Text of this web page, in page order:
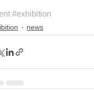
#exhibition
news